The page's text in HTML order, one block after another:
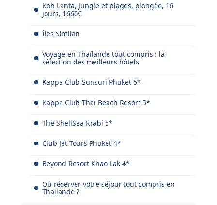
Koh Lanta, Jungle et plages, plongée, 16
jours, 1660€
Îles Similan
Voyage en Thaïlande tout compris : la
sélection des meilleurs hôtels
Kappa Club Sunsuri Phuket 5*
Kappa Club Thai Beach Resort 5*
The ShellSea Krabi 5*
Club Jet Tours Phuket 4*
Beyond Resort Khao Lak 4*
Où réserver votre séjour tout compris en
Thaïlande ?